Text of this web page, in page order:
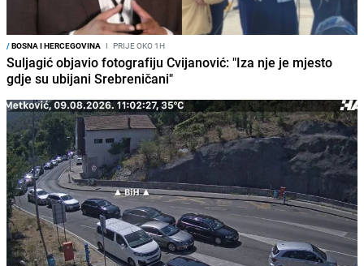
/BOSNA I HERCEGOVINA I PRIJE OKO 1H
Suljagić objavio fotografiju Cvijanović: "Iza nje je mjesto
gdje su ubijani Srebreničani"